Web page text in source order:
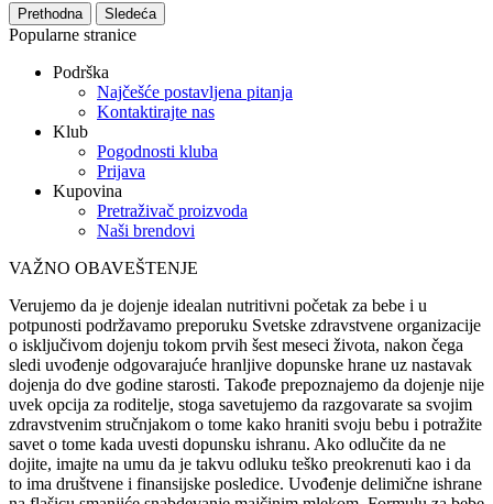
Prethodna Sledeća
Popularne stranice
Podrška
Najčešće postavljena pitanja
Kontaktirajte nas
Klub
Pogodnosti kluba
Prijava
Kupovina
Pretraživač proizvoda
Naši brendovi
VAŽNO OBAVEŠTENJE
Verujemo da je dojenje idealan nutritivni početak za bebe i u
potpunosti podržavamo preporuku Svetske zdravstvene organizacije
o isključivom dojenju tokom prvih šest meseci života, nakon čega
sledi uvođenje odgovarajuće hranljive dopunske hrane uz nastavak
dojenja do dve godine starosti. Takođe prepoznajemo da dojenje nije
uvek opcija za roditelje, stoga savetujemo da razgovarate sa svojim
zdravstvenim stručnjakom o tome kako hraniti svoju bebu i potražite
savet o tome kada uvesti dopunsku ishranu. Ako odlučite da ne
dojite, imajte na umu da je takvu odluku teško preokrenuti kao i da
to ima društvene i finansijske posledice. Uvođenje delimične ishrane